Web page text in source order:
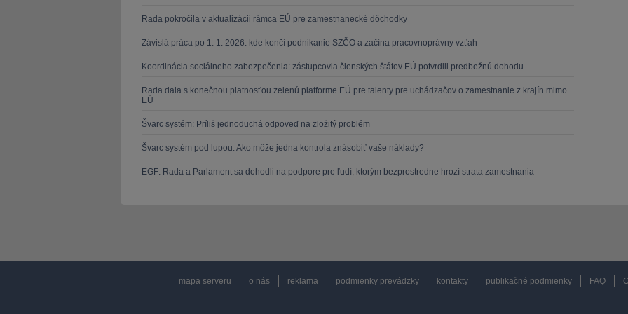
Rada pokročila v aktualizácii rámca EÚ pre zamestnanecké dôchodky
Závislá práca po 1. 1. 2026: kde končí podnikanie SZČO a začína pracovnoprávny vzťah
Koordinácia sociálneho zabezpečenia: zástupcovia členských štátov EÚ potvrdili predbežnú dohodu
Rada dala s konečnou platnosťou zelenú platforme EÚ pre talenty pre uchádzačov o zamestnanie z krajín mimo
EÚ
Švarc systém: Príliš jednoduchá odpoveď na zložitý problém
Švarc systém pod lupou: Ako môže jedna kontrola znásobiť vaše náklady?
EGF: Rada a Parlament sa dohodli na podpore pre ľudí, ktorým bezprostredne hrozí strata zamestnania
mapa serveru o nás reklama podmienky prevádzky kontakty publikačné podmienky FAQ